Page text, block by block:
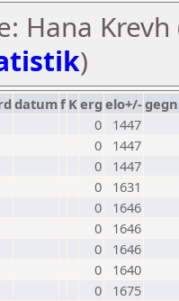
Hana Krevh
)
datumf Kerg elo+/-
0
1447
0
1447
0
1447
0
1631
0
1646
0
1646
0
1646
0
1640
0
1675